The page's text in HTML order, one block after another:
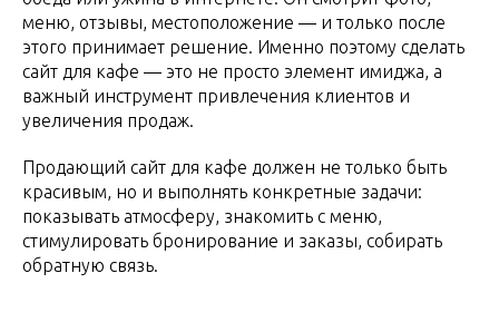
меню, отзывы, местоположение — и только после
этого принимает решение. Именно поэтому сделать
сайт для кафе — это не просто элемент имиджа, а
важный инструмент привлечения клиентов и
увеличения продаж.
Продающий сайт для кафе должен не только быть
красивым, но и выполнять конкретные задачи:
показывать атмосферу, знакомить с меню,
стимулировать бронирование и заказы, собирать
обратную связь.